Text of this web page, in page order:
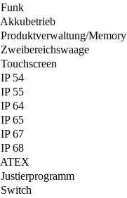
Funk
Akkubetrieb
Produktverwaltung/Memory
Zweibereichswaage
Touchscreen
IP 54
IP 55
IP 64
IP 65
IP 67
IP 68
ATEX
Justierprogramm
Switch